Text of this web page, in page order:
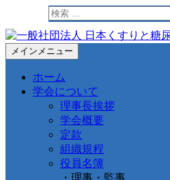
検
索:
メインメニュー コ
ン
ツ
へ
ス
キ
ッ
ホーム
学会について
理事長挨拶
学会概要
定款
組織規程
役員名簿
・理事・監事